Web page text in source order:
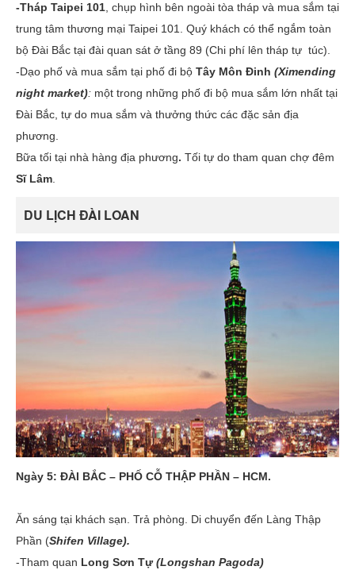
-Tháp Taipei 101, chụp hình bên ngoài tòa tháp và mua sắm tại
trung tâm thương mại Taipei 101. Quý khách có thể ngắm toàn
bộ Đài Bắc tại đài quan sát ở tầng 89 (Chi phí lên tháp tự túc).
-Dạo phố và mua sắm tại phố đi bộ Tây Môn Đinh (Ximending
night market): một trong những phố đi bộ mua sắm lớn nhất tại
Đài Bắc, tự do mua sắm và thưởng thức các đặc sản địa
phương.
Bữa tối tại nhà hàng địa phương. Tối tự do tham quan chợ đêm
Sĩ Lâm.
DU LỊCH ĐÀI LOAN
Ngày 5: ĐÀI BẮC – PHỐ CỖ THẬP PHẦN – HCM.
Ăn sáng tại khách sạn. Trả phòng. Di chuyển đến Làng Thập
Phần (Shifen Village).
-Tham quan Long Sơn Tự(Longshan Pagoda)